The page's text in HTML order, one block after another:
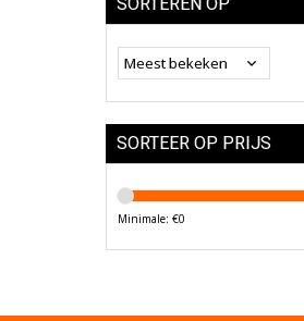
SORTEER OP PRIJS
Minimale: €0